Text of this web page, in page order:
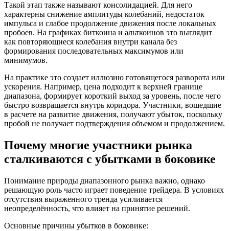
Такой этап также называют консолидацией. Для него
характерны снижение амплитуды колебаний, недостаток
импульса и слабое продолжение движения после локальных
пробоев. На графиках биткоина и альткоинов это выглядит
как повторяющиеся колебания внутри канала без
формирования последовательных максимумов или
минимумов.
На практике это создает иллюзию готовящегося разворота или
ускорения. Например, цена подходит к верхней границе
диапазона, формирует короткий выход за уровень, после чего
быстро возвращается внутрь коридора. Участники, вошедшие
в расчете на развитие движения, получают убыток, поскольку
пробой не получает подтверждения объемом и продолжением.
Почему многие участники рынка
сталкиваются с убытками в боковике
Понимание природы диапазонного рынка важно, однако
решающую роль часто играет поведение трейдера. В условиях
отсутствия выраженного тренда усиливается
неопределённость, что влияет на принятие решений.
Основные причины убытков в боковике: